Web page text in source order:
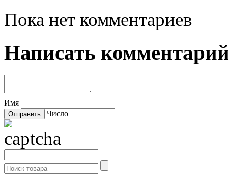
Пока нет комментариев
Написать
Имя
Число